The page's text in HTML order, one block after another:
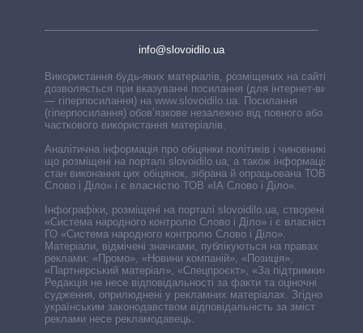
info@slovoidilo.ua
Використання будь-яких матеріалів, розміщених на сайті,
дозволяється при вказуванні посилання (для інтернет-видань
— гіперпосилання) на www.slovoidilo.ua. Посилання
(гіперпосилання) обов’язкове незалежно від повного або
часткового використання матеріалів.
Аналітична інформація про обіцянки політиків і чиновників,
що розміщені на порталі slovoidilo.ua, а також інформація про
стан виконання цих обіцянок, зібрана й опрацьована ТОВ «ІА
Слово і Діло» і є власністю ТОВ «ІА Слово і Діло».
Інфографіки, розміщені на порталі slovoidilo.ua, створені ГО
«Система народного контролю Слово і Діло» і є власністю
ГО «Система народного контролю Слово і Діло».
Матеріали, відмічені значками, публікуються на правах
реклами: «Промо», «Новини компаній», «Позиція»,
«Партнерський матеріал», «Спецпроєкт», «За підтримки».
Редакція не несе відповідальності за факти та оціночні
судження, оприлюднені у рекламних матеріалах. Згідно з
українським законодавством відповідальність за зміст
реклами несе рекламодавець.